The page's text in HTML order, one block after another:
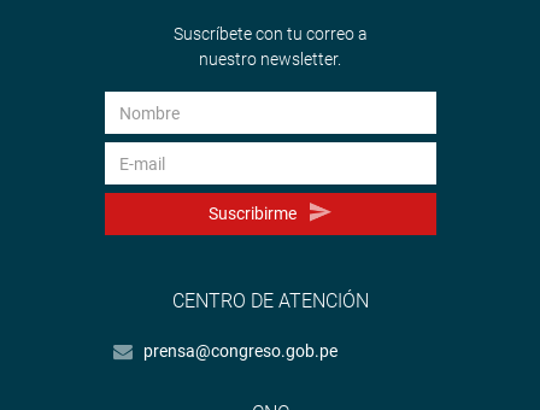
Suscríbete con tu correo a
nuestro newsletter.
Suscribirme
CENTRO DE ATENCIÓN
prensa@congreso.gob.pe